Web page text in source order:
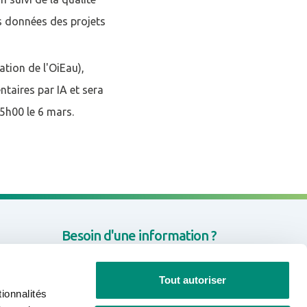
Tout autoriser
données des projets
de l'OiEau),
par IA et sera
le 6 mars.
Besoin d'une information ?
CONTACTEZ-NOUS